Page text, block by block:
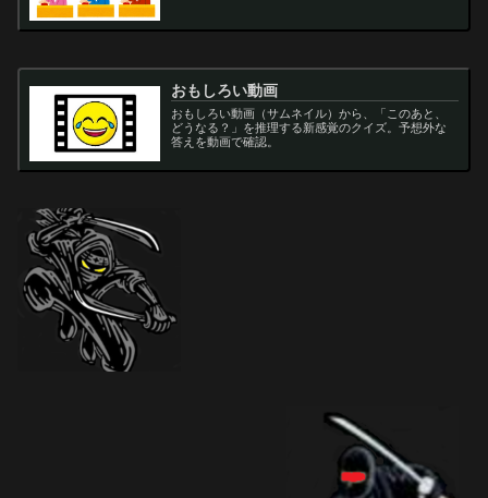
おもしろい動画
おもしろい動画（サムネイル）から、「このあと、
どうなる？」を推理する新感覚のクイズ。予想外な
答えを動画で確認。